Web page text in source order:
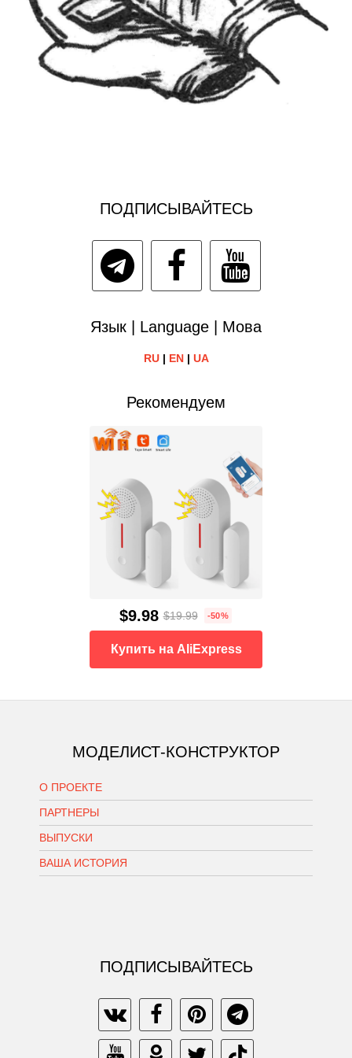
ПОДПИСЫВАЙТЕСЬ
Язык | Language | Мова
RU| EN| UA
Рекомендуем
$9.98 $19.99 -50%
Купить на AliExpress
МОДЕЛИСТ-КОНСТРУКТОР
О ПРОЕКТЕ
ПАРТНЕРЫ
ВЫПУСКИ
ВАША ИСТОРИЯ
ПОДПИСЫВАЙТЕСЬ